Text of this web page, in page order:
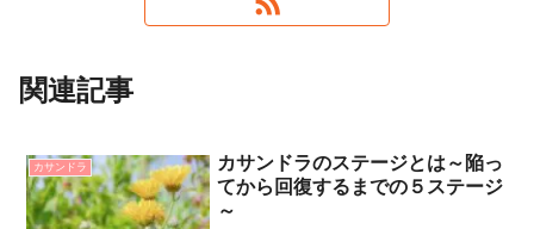
関連記事
カサンドラ
カサンドラのステージとは～陥っ
てから回復するまでの５ステージ
～